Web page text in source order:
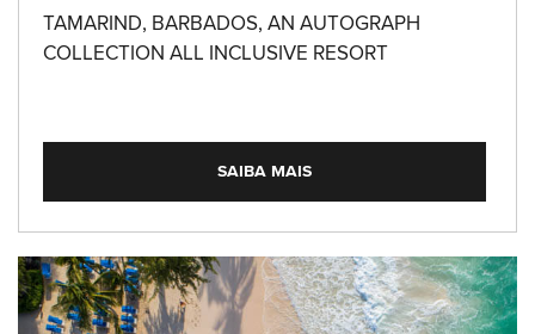
TAMARIND, BARBADOS, AN AUTOGRAPH
COLLECTION ALL INCLUSIVE RESORT
SAIBA MAIS